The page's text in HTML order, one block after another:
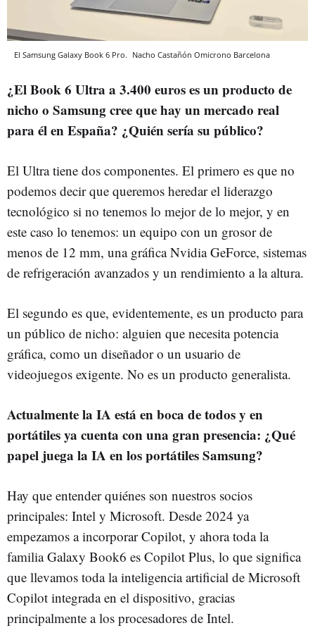
El Samsung Galaxy Book 6 Pro. Nacho Castañón Omicrono Barcelona
¿El Book 6 Ultra a 3.400 euros es un producto de
nicho o Samsung cree que hay un mercado real
para él en España? ¿Quién sería su público?
El Ultra tiene dos componentes. El primero es que no
podemos decir que queremos heredar el liderazgo
tecnológico si no tenemos lo mejor de lo mejor, y en
este caso lo tenemos: un equipo con un grosor de
menos de 12 mm, una gráfica Nvidia GeForce, sistemas
de refrigeración avanzados y un rendimiento a la altura.
El segundo es que, evidentemente, es un producto para
un público de nicho: alguien que necesita potencia
gráfica, como un diseñador o un usuario de
videojuegos exigente. No es un producto generalista.
Actualmente la IA está en boca de todos y en
portátiles ya cuenta con una gran presencia: ¿Qué
papel juega la IA en los portátiles Samsung?
Hay que entender quiénes son nuestros socios
principales: Intel y Microsoft. Desde 2024 ya
empezamos a incorporar Copilot, y ahora toda la
familia Galaxy Book6 es Copilot Plus, lo que significa
que llevamos toda la inteligencia artificial de Microsoft
Copilot integrada en el dispositivo, gracias
principalmente a los procesadores de Intel.